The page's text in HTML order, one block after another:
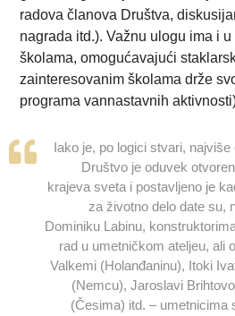
radova članova Društva,
nagrada itd.). Važnu ulogu ima i
školama, omogućavajući
zainteresovanim školama drže
programa vannastavnih
Iako je, po logici stvari,
Društvo je oduvek
krajeva sveta i postavljeno je
za životno delo date su,
Dominiku Labinu,
rad u umetničkom ateljeu, ali
Valkemi (Holanđaninu), Itoki
(Nemcu), Jaroslavi
(Česima) itd. – umetnicima